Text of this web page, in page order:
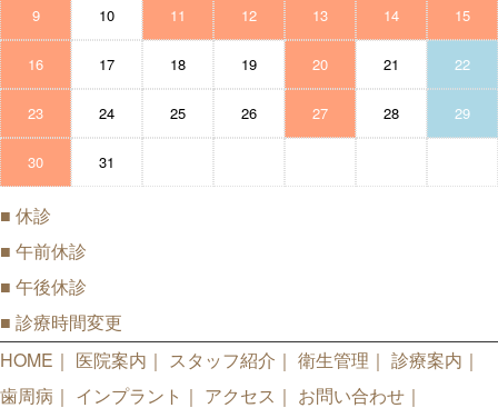
9 10 11 12 13 14 15
16 17 18 19 20 21 22
23 24 25 26 27 28 29
30 31
■ 休診
■ 午前休診
■ 午後休診
■ 診療時間変更
HOME
医院案内 スタッフ紹介 衛生管理
診療案内
歯周病
インプラント アクセス お問い合わせ